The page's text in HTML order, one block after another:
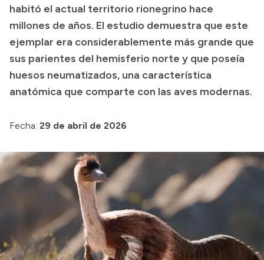
Consulta de expedientes
habitó el actual territorio rionegrino hace
millones de años. El estudio demuestra que este
ejemplar era considerablemente más grande que
sus parientes del hemisferio norte y que poseía
huesos neumatizados, una característica
anatómica que comparte con las aves modernas.
Fecha: 29 de abril de 2026